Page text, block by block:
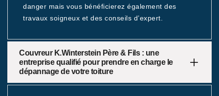
danger mais vous bénéficierez également des
travaux soigneux et des conseils d’expert.
Couvreur K.Winterstein Père & Fils : une
entreprise qualifié pour prendre en charge le
dépannage de votre toiture